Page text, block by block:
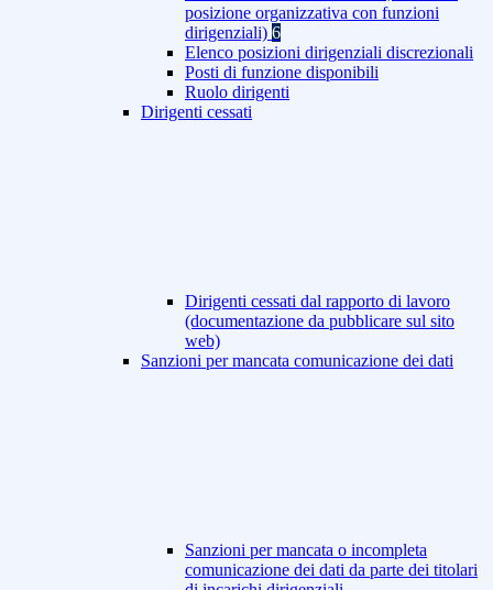
posizione organizzativa con funzioni
dirigenziali) 6
Elenco posizioni dirigenziali discrezionali
Posti di funzione disponibili
Ruolo dirigenti
Dirigenti cessati
Dirigenti cessati dal rapporto di lavoro
(documentazione da pubblicare sul sito
web)
Sanzioni per mancata comunicazione dei dati
Sanzioni per mancata o incompleta
comunicazione dei dati da parte dei titolari